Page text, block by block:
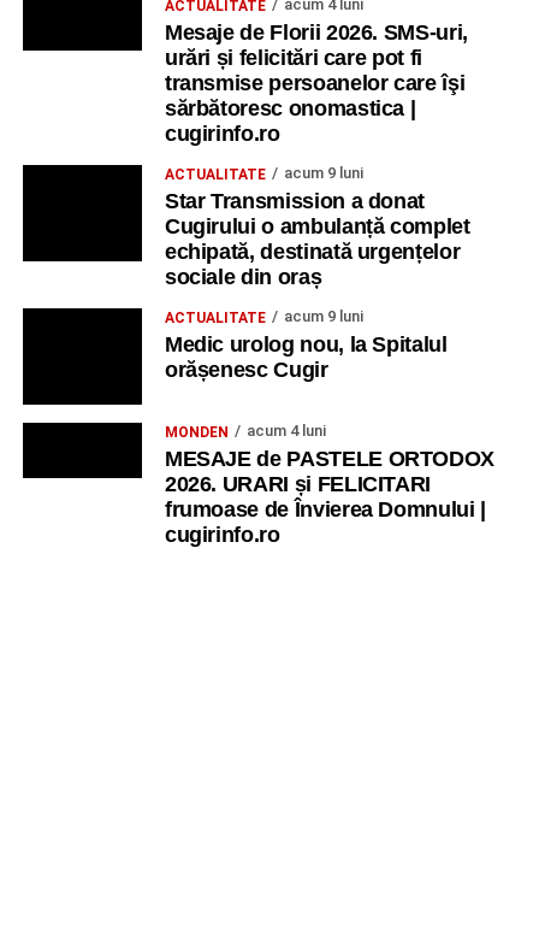
ACTUALITATE acum 4 luni
Mesaje de Florii 2026. SMS-uri,
urări și felicitări care pot fi
transmise persoanelor care îşi
sărbătoresc onomastica |
cugirinfo.ro
ACTUALITATE acum 9 luni
Star Transmission a donat
Cugirului o ambulanță complet
echipată, destinată urgențelor
sociale din oraș
ACTUALITATE acum 9 luni
Medic urolog nou, la Spitalul
orășenesc Cugir
MONDEN acum 4 luni
MESAJE de PASTELE ORTODOX
2026. URARI și FELICITARI
frumoase de Învierea Domnului |
cugirinfo.ro